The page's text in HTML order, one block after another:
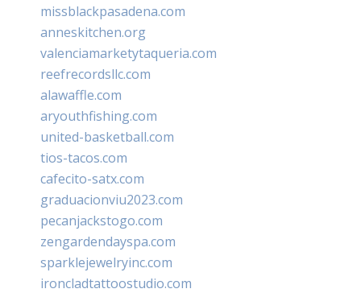
missblackpasadena.com
anneskitchen.org
valenciamarketytaqueria.com
reefrecordsllc.com
alawaffle.com
aryouthfishing.com
united-basketball.com
tios-tacos.com
cafecito-satx.com
graduacionviu2023.com
pecanjackstogo.com
zengardendayspa.com
sparklejewelryinc.com
ironcladtattoostudio.com